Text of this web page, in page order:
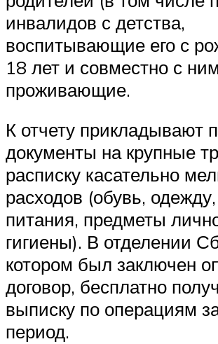
инвалидов с детства,
воспитывающие его с
18 лет и совместно с ним
проживающие.
К отчету прикладывают
документы на крупные
расписку касательно
расходов (обувь,
питания, предметы
гигиены). В отделении
котором был заключен
договор, бесплатно
выписку по операциям
период.